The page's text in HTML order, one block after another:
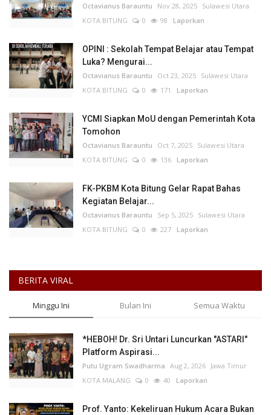
Octavianus Barauntu Nov 28, 2025 Sulawesi Utara
KOTA BITUNG
0 98 Laporkan
OPINI : Sekolah Tempat Belajar atau Tempat
Luka? Mengurai...
Octavianus Barauntu Oct 23, 2025 Sulawesi Utara
KOTA BITUNG
0 171 Laporkan
YCMI Siapkan MoU dengan Pemerintah Kota
Tomohon
Octavianus Barauntu Oct 7, 2025 Sulawesi Utara
KOTA BITUNG
0 136 Laporkan
FK-PKBM Kota Bitung Gelar Rapat Bahas
Kegiatan Belajar...
Octavianus Barauntu Sep 5, 2025 Sulawesi Utara
KOTA BITUNG
0 227 Laporkan
BERITA VIRAL
Minggu Ini Bulan Ini Semua Waktu
*HEBOH! Dr. Sri Untari Luncurkan "ASTARI"
Platform Aspirasi...
Putu Ugram Swadharma Aug 2, 2026 Jawa Timur
KOTA MALANG
0 40 Laporkan
Prof. Yanto: Kekeliruan Hukum Acara Bukan